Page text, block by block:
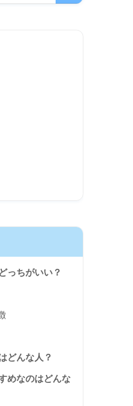
っちがいい？
どんな人？
めなのはどんな